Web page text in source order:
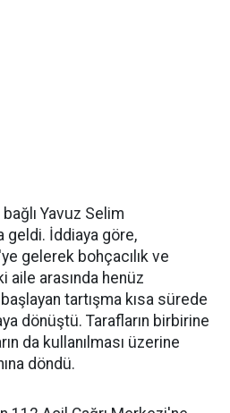
Yavuz Selim
geldi. İddiaya göre,
gelerek bohçacılık ve
aile arasında henüz
tartışma kısa sürede
dönüştü. Tarafların birbirine
da kullanılması üzerine
döndü.